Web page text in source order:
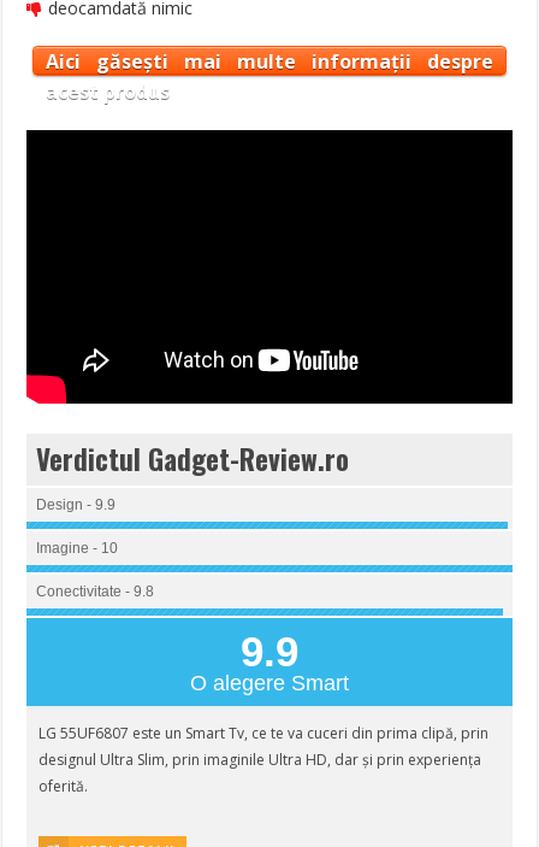
deocamdată nimic
Aici găsești mai multe informații despre
acest produs
Verdictul Gadget-Review.ro
Design - 9.9
Imagine - 10
Conectivitate - 9.8
9.9
O alegere Smart
LG 55UF6807 este un Smart Tv, ce te va cuceri din prima clipă, prin
designul Ultra Slim, prin imaginile Ultra HD, dar și prin experiența
oferită.